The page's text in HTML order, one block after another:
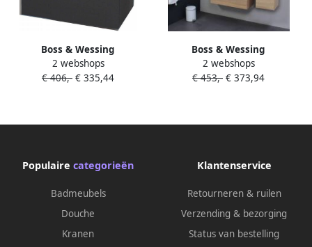
Boss & Wessing
Badkamermeubel BWS
Pepper Acryl Wastafel
2 webshops
€ 406,- € 335,44
Boss & Wessing
Badkamermeubel BWS
Pepper Acryl Wastafel Met
2 webshops
€ 453,- € 373,94
Populaire categorieën
Badmeubels
Douche
Kranen
Klantenservice
Retourneren & ruilen
Verzending & bezorging
Status van bestelling